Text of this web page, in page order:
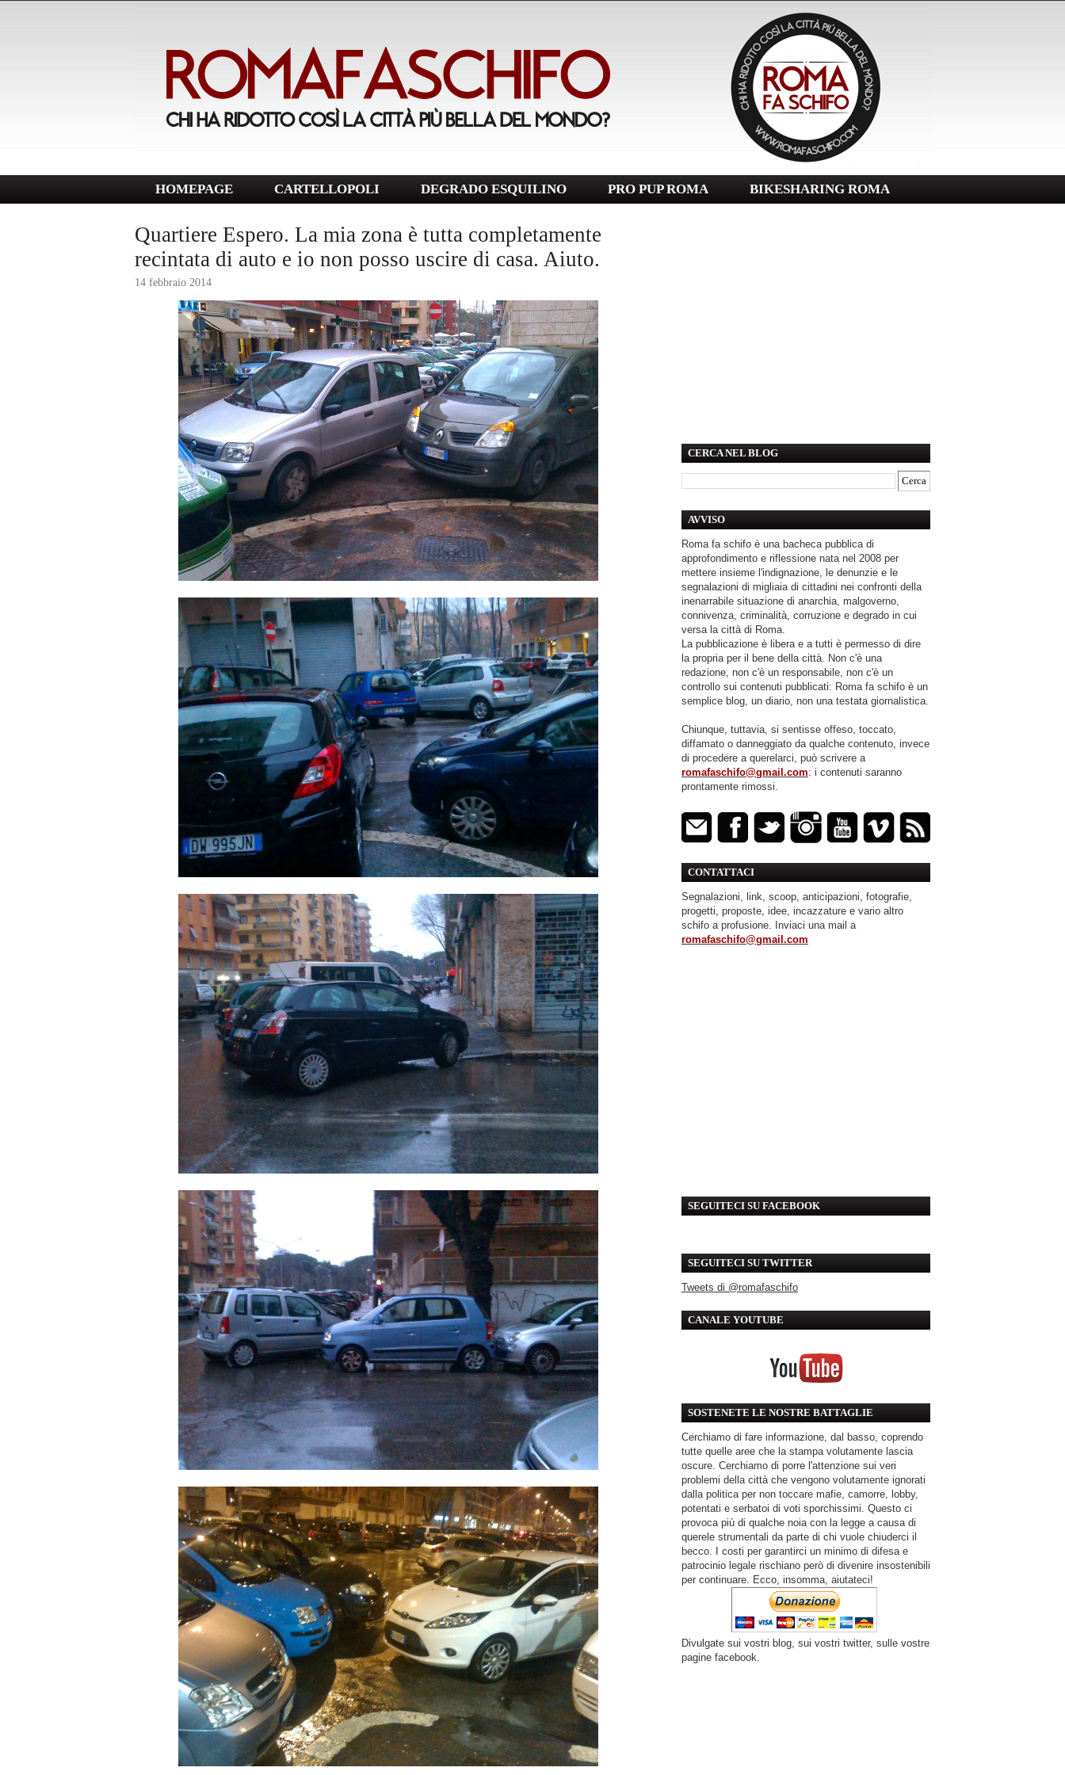
HOMEPAGE CARTELLOPOLI DEGRADO ESQUILINO PRO PUP ROMA BIKESHARING ROMA
Quartiere Espero. La mia zona è tutta completamente
recintata di auto e io non posso uscire di casa. Aiuto.
14 febbraio 2014
CERCA NEL BLOG
AVVISO
Roma fa schifo è una bacheca pubblica di
approfondimento e riflessione nata nel 2008 per
mettere insieme l'indignazione, le denunzie e le
segnalazioni di migliaia di cittadini nei confronti della
inenarrabile situazione di anarchia, malgoverno,
connivenza, criminalità, corruzione e degrado in cui
versa la città di Roma.
La pubblicazione è libera e a tutti è permesso di dire
la propria per il bene della città. Non c'è una
redazione, non c'è un responsabile, non c'è un
controllo sui contenuti pubblicati: Roma fa schifo è un
semplice blog, un diario, non una testata giornalistica.
Chiunque, tuttavia, si sentisse offeso, toccato,
diffamato o danneggiato da qualche contenuto, invece
di procedere a querelarci, può scrivere a
romafaschifo@gmail.com: i contenuti saranno
prontamente rimossi.
CONTATTACI
Segnalazioni, link, scoop, anticipazioni, fotografie,
progetti, proposte, idee, incazzature e vario altro
schifo a profusione. Inviaci una mail a
romafaschifo@gmail.com
SEGUITECI SU FACEBOOK
SEGUITECI SU TWITTER
Tweets di @romafaschifo
CANALE YOUTUBE
SOSTENETE LE NOSTRE BATTAGLIE
Cerchiamo di fare informazione, dal basso, coprendo
tutte quelle aree che la stampa volutamente lascia
oscure. Cerchiamo di porre l'attenzione sui veri
problemi della città che vengono volutamente ignorati
dalla politica per non toccare mafie, camorre, lobby,
potentati e serbatoi di voti sporchissimi. Questo ci
provoca più di qualche noia con la legge a causa di
querele strumentali da parte di chi vuole chiuderci il
becco. I costi per garantirci un minimo di difesa e
patrocinio legale rischiano però di divenire insostenibili
per continuare. Ecco, insomma, aiutateci!
Divulgate sui vostri blog, sui vostri twitter, sulle vostre
pagine facebook.